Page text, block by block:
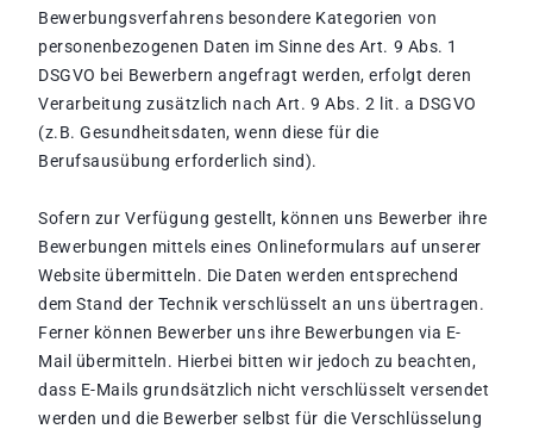
Bewerbungsverfahrens besondere Kategorien von
personenbezogenen Daten im Sinne des Art. 9 Abs. 1
DSGVO bei Bewerbern angefragt werden, erfolgt deren
Verarbeitung zusätzlich nach Art. 9 Abs. 2 lit. a DSGVO
(z.B. Gesundheitsdaten, wenn diese für die
Berufsausübung erforderlich sind).
Sofern zur Verfügung gestellt, können uns Bewerber ihre
Bewerbungen mittels eines Onlineformulars auf unserer
Website übermitteln. Die Daten werden entsprechend
dem Stand der Technik verschlüsselt an uns übertragen.
Ferner können Bewerber uns ihre Bewerbungen via E-
Mail übermitteln. Hierbei bitten wir jedoch zu beachten,
dass E-Mails grundsätzlich nicht verschlüsselt versendet
werden und die Bewerber selbst für die Verschlüsselung